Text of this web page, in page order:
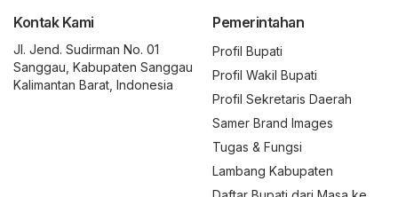
Kontak Kami
Jl. Jend. Sudirman No. 01
Sanggau, Kabupaten Sanggau
Kalimantan Barat, Indonesia
Pemerintahan
Profil Bupati
Profil Wakil Bupati
Profil Sekretaris Daerah
Samer Brand Images
Tugas & Fungsi
Lambang Kabupaten